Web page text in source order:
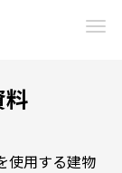
料
使用する建物